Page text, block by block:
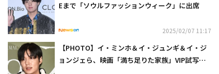
Eまで「ソウルファッションウィーク」に出席
2025/02/07 11:17
【PHOTO】イ・ミンホ＆イ・ジュンギ＆イ・ジ
ョンジェら、映画「満ち足りた家族」VIP試写会